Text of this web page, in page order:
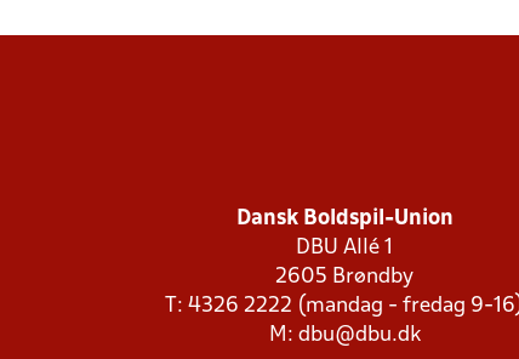
Dansk Boldspil-Union
DBU Allé 1
2605 Brøndby
T: 4326 2222 (mandag - fredag 9-
M: dbu@dbu.dk